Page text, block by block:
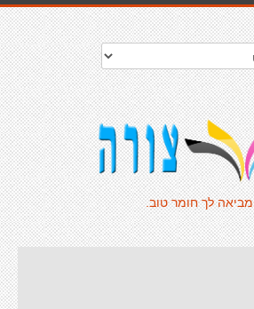
מביאה לך חומר טוב.